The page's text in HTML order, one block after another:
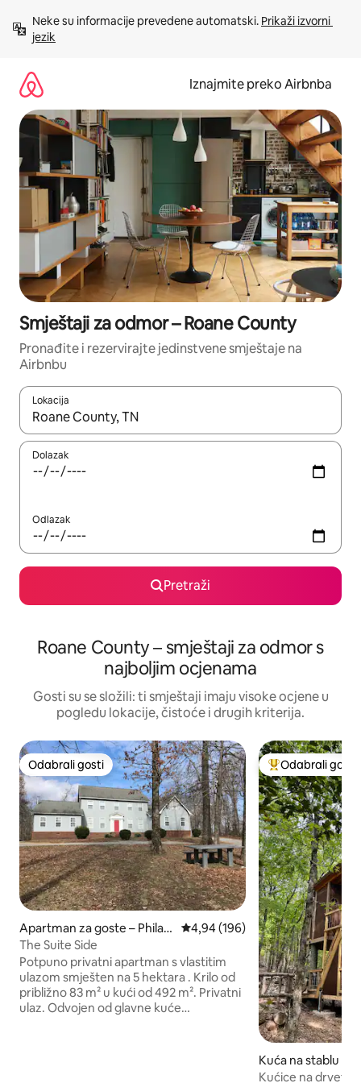
sadržaj
Neke su informacije prevedene automatski. Prikaži izvorni
jezik
Iznajmite preko Airbnba
Smještaji za odmor – Roane County
Pronađite i rezervirajte jedinstvene smještaje na
Airbnbu
Lokacija
Kada budu dostupni rezultati, moći ćete ih pregledati
Dolazak
Odlazak
Pretraži
Roane County – smještaji za odmor s
najboljim ocjenama
Gosti su se složili: ti smještaji imaju visoke ocjene u
pogledu lokacije, čistoće i drugih kriterija.
Odabrali gosti
Odabrali gosti
Apartman za goste – Philad
elphia
Prosječna ocjena: 4,94/5,
4,94 (196)
The Suite Side
Potpuno privatni apartman s vlastitim
ulazom smješten na 5 hektara . Krilo od
približno 83 m² u kući od 492 m². Privatni
ulaz. Odvojen od glavne kuće
Među najviše
Odabrali gosti
Kuća na stablu –
Kućice na drvetu